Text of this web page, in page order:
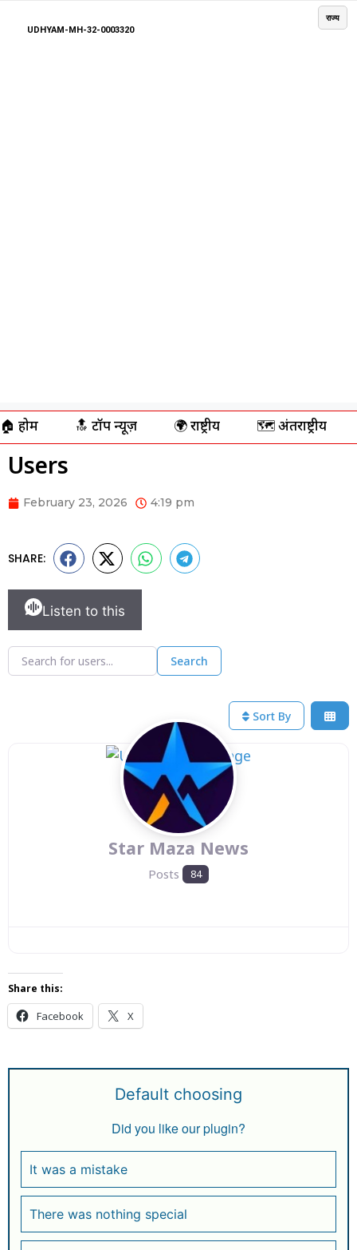
UDHYAM-MH-32-0003320
राज्य
🏠 होम 🔝 टॉप न्यूज़ 🌍 राष्ट्रीय 🗺️ अंतर्राष्ट्रीय
Users
February 23, 2026 4:19 pm
SHARE:
Listen to this
Search for users...
Search for users... Search
Sort By
Star Maza News
Posts 84
Share this:
Facebook X
Default choosing
Did you like our plugin?
It was a mistake
There was nothing special